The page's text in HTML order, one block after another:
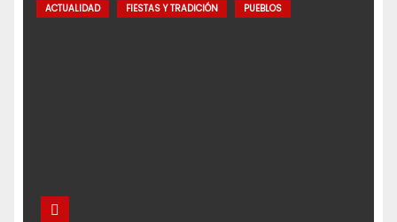
ACTUALIDAD FIESTAS Y TRADICIÓN PUEBLOS